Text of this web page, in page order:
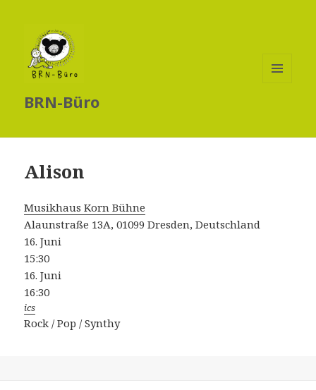
BRN-Büro
Alison
Musikhaus Korn Bühne
Alaunstraße 13A, 01099 Dresden, Deutschland
16. Juni
15:30
16. Juni
16:30
ics
Rock / Pop / Synthy